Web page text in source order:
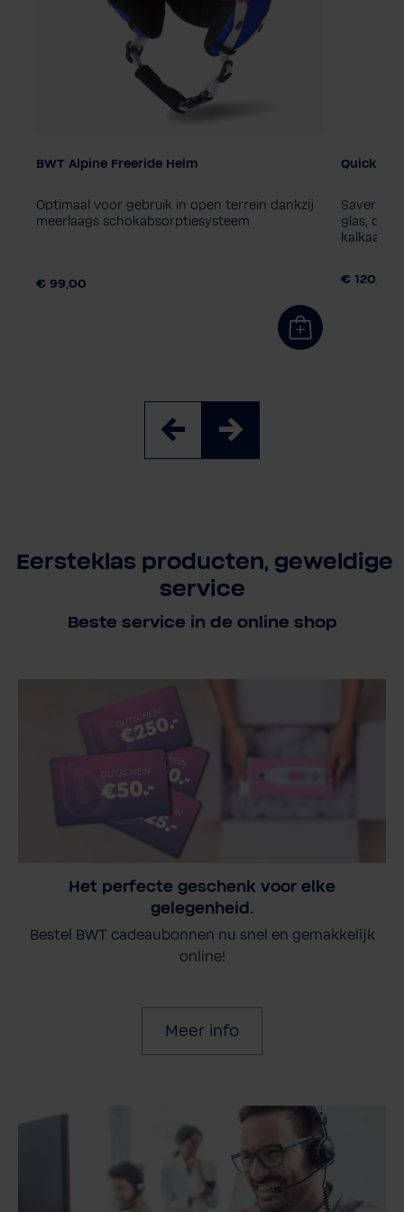
Kleur
Herenmaat
BWT Alpine Freeride Helm
Optimaal voor gebruik in open terrein dankzij
meerlaags schokabsorptiesysteem
€ 99,00
Quick &
glas,
€ 120,90
Eersteklas producten, geweldige
service
Beste service in de online shop
Het perfecte geschenk voor elke
gelegenheid.
Bestel BWT cadeaubonnen nu snel en gemakkelijk
online!
Meer info